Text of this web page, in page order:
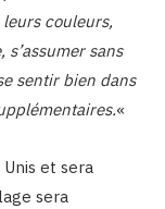
couleurs,
sans
sentir bien dans
«
et sera
sera